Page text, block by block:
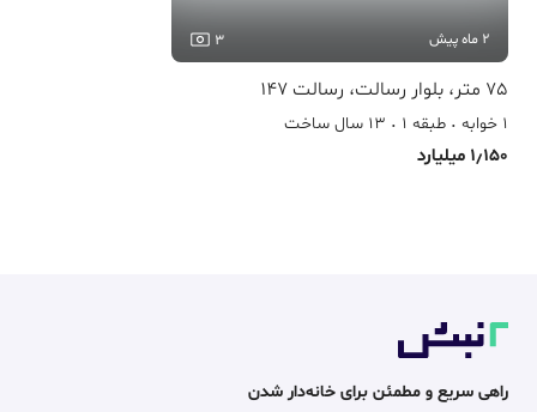
2 ماه پیش 3
75 متر، بلوار رسالت، رسالت 147
1 خوابه طبقه 1 13 سال ساخت
1٫150 میلیارد
راهی سریع و مطمئن برای خانه‌دار شدن